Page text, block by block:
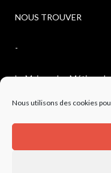
Nous utilisons des cookies
NOUS TROUVER
-
La Maison des Métiers
4, avenue de